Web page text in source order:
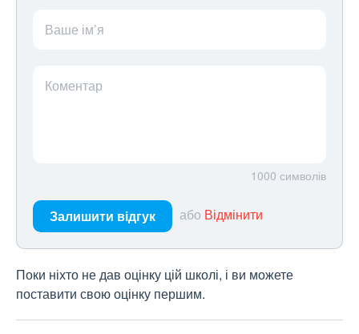
Ваше ім’я
Коментар
1000 символів
Залишити відгук або Відмінити
Поки ніхто не дав оцінку цій школі, і ви можете
поставити свою оцінку першим.